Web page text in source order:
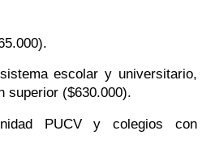
escolar y universitario,
superior ($630.000).
PUCV y colegios con